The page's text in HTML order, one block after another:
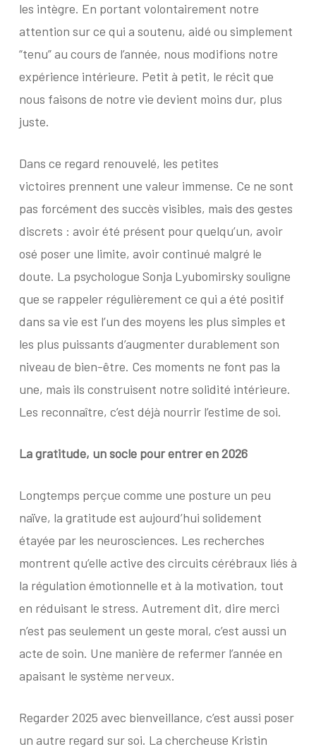
les intègre. En portant volontairement notre
attention sur ce qui a soutenu, aidé ou simplement
“tenu” au cours de l’année, nous modifions notre
expérience intérieure. Petit à petit, le récit que
nous faisons de notre vie devient moins dur, plus
juste.
Dans ce regard renouvelé, les petites
victoires prennent une valeur immense. Ce ne sont
pas forcément des succès visibles, mais des gestes
discrets : avoir été présent pour quelqu’un, avoir
osé poser une limite, avoir continué malgré le
doute. La psychologue Sonja Lyubomirsky souligne
que se rappeler régulièrement ce qui a été positif
dans sa vie est l’un des moyens les plus simples et
les plus puissants d’augmenter durablement son
niveau de bien-être. Ces moments ne font pas la
une, mais ils construisent notre solidité intérieure.
Les reconnaître, c’est déjà nourrir l’estime de soi.
La gratitude, un socle pour entrer en 2026
Longtemps perçue comme une posture un peu
naïve, la gratitude est aujourd’hui solidement
étayée par les neurosciences. Les recherches
montrent qu’elle active des circuits cérébraux liés à
la régulation émotionnelle et à la motivation, tout
en réduisant le stress. Autrement dit, dire merci
n’est pas seulement un geste moral, c’est aussi un
acte de soin. Une manière de refermer l’année en
apaisant le système nerveux.
Regarder 2025 avec bienveillance, c’est aussi poser
un autre regard sur soi. La chercheuse Kristin